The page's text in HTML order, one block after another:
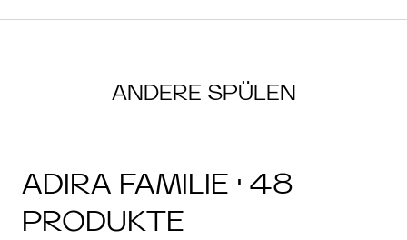
ANDERE SPÜLEN
ADIRA FAMILIE · 48
PRODUKTE